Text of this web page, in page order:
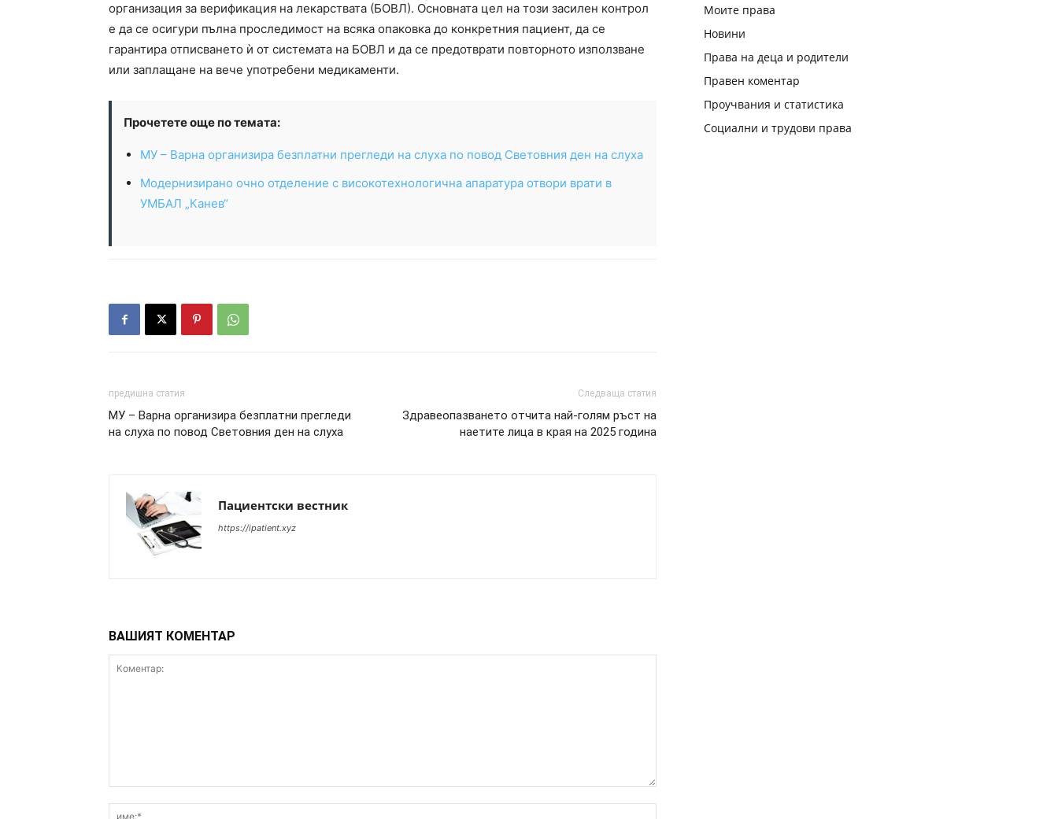
организация за верификация на лекарствата (БОВЛ). Основната цел на този засилен контрол
е да се осигури пълна проследимост на всяка опаковка до конкретния пациент, да се
гарантира отписването ѝ от системата на БОВЛ и да се предотврати повторното използване
или заплащане на вече употребени медикаменти.
Прочетете още по темата:
МУ – Варна организира безплатни прегледи на слуха по повод Световния ден на слуха
Модернизирано очно отделение с високотехнологична апаратура отвори врати в
УМБАЛ „Канев“
предишна статия
МУ – Варна организира безплатни прегледи
на слуха по повод Световния ден на слуха
Следваща статия
Здравеопазването отчита най-голям ръст на
наетите лица в края на 2025 година
Пациентски вестник
https://ipatient.xyz
ВАШИЯТ КОМЕНТАР
Моите права
Новини
Права на деца и родители
Правен коментар
Проучвания и статистика
Социални и трудови права